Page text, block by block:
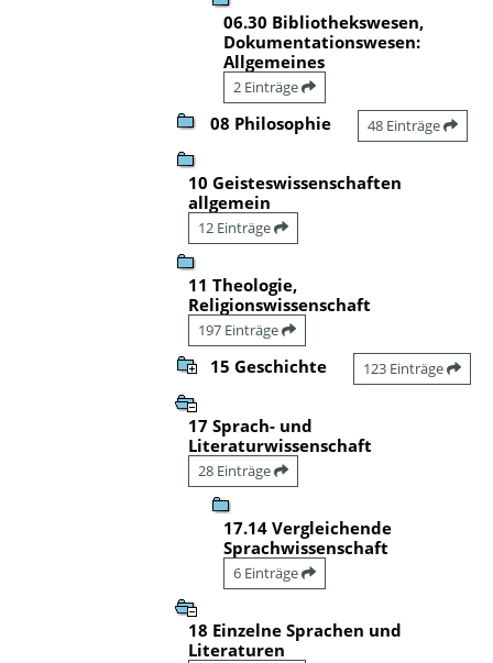
06.30 Bibliothekswesen,
Dokumentationswesen:
Allgemeines
2 Einträge
08 Philosophie 48 Einträge
10 Geisteswissenschaften
allgemein
12 Einträge
11 Theologie,
Religionswissenschaft
197 Einträge
15 Geschichte 123 Einträge
17 Sprach- und
Literaturwissenschaft
28 Einträge
17.14 Vergleichende
Sprachwissenschaft
6 Einträge
18 Einzelne Sprachen und
Literaturen